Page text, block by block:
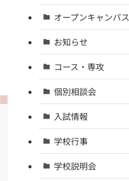
オープンキャンパス
お知らせ
コース・専攻
個別相談会
入試情報
学校行事
学校説明会